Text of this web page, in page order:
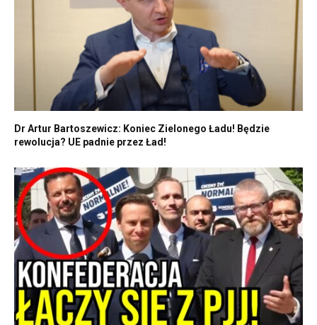
Dr Artur Bartoszewicz: Koniec Zielonego Ładu! Będzie
rewolucja? UE padnie przez Ład!